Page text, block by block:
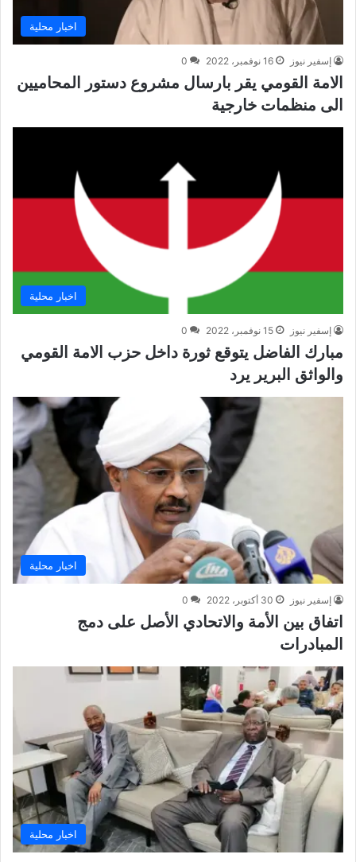
اخبار محلية
إسفير نيوز 16 نوفمبر، 2022 0
الامة القومي يقر بارسال مشروع دستور المحاميين
الى منظمات خارجية
اخبار محلية
إسفير نيوز 15 نوفمبر، 2022 0
مبارك الفاضل يتوقع ثورة داخل حزب الامة القومي
والواثق البرير يرد
اخبار محلية
إسفير نيوز 30 أكتوبر، 2022 0
اتفاق بين الأمة والاتحادي الأصل على دمج
المبادرات
اخبار محلية